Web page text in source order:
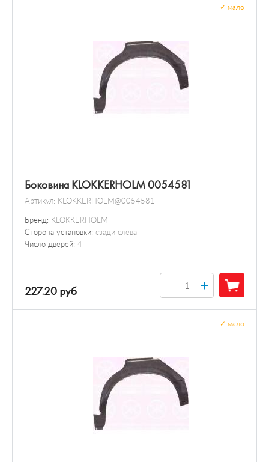
Боковина KLOKKERHOLM 0054581
Артикул: KLOKKERHOLM@0054581
Бренд: KLOKKERHOLM
Сторона установки: сзади слева
Число дверей: 4
мало
227.20 руб +
мало